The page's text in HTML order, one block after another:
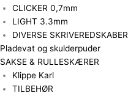
CLICKER 0,7mm
LIGHT 3.3mm
DIVERSE SKRIVEREDSKABER
Pladevat og skulderpuder
SAKSE & RULLESKÆRER
Klippe Karl
TILBEHØR